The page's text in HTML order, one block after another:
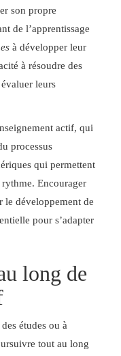
son propre
de l’apprentissage
à développer leur
à résoudre des
leurs
actif, qui
processus
qui permettent
rythme. Encourager
le développement de
pour s’adapter
long de
études ou à
tout au long